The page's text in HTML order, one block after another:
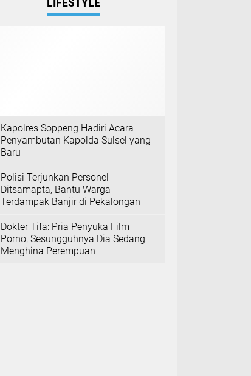
Kapolres Soppeng Hadiri Acara
Penyambutan Kapolda Sulsel yang
Baru
Polisi Terjunkan Personel
Ditsamapta, Bantu Warga
Terdampak Banjir di Pekalongan
Dokter Tifa: Pria Penyuka Film
Porno, Sesungguhnya Dia Sedang
Menghina Perempuan